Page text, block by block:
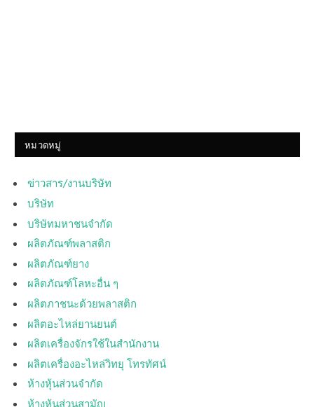
หมวดหมู่
ข่าวสาร/งานบริษัท
บริษัท
บริษัทมหาชนจำกัด
ผลิตภัณฑ์พลาสติก
ผลิตภัณฑ์ยาง
ผลิตภัณฑ์โลหะอื่น ๆ
ผลิตภาชนะด้วยพลาสติก
ผลิตอะไหล่ยานยนต์
ผลิตเครื่องจักรใช้ในสำนักงาน
ผลิตเครื่องอะไหล่วิทยุ โทรทัศน์
ห้างหุ้นส่วนจำกัด
ห้างหุ้นส่วนสามัญ